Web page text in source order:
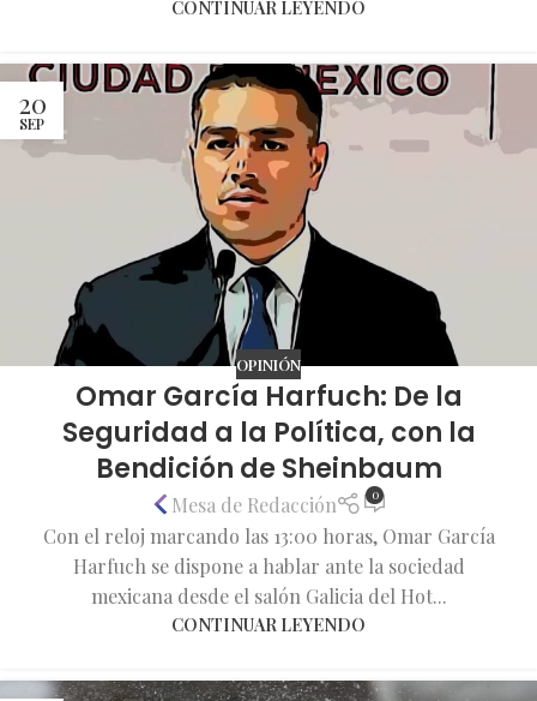
CONTINUAR LEYENDO
20
SEP
OPINIÓN
Omar García Harfuch: De la
Seguridad a la Política, con la
Bendición de Sheinbaum
Mesa de Redacción 0
Con el reloj marcando las 13:00 horas, Omar García
Harfuch se dispone a hablar ante la sociedad
mexicana desde el salón Galicia del Hot...
CONTINUAR LEYENDO